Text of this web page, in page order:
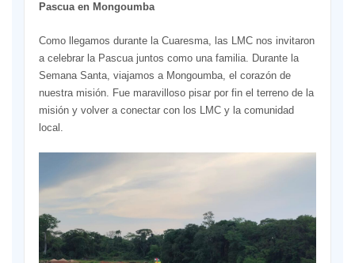
Pascua en Mongoumba
Como llegamos durante la Cuaresma, las LMC nos invitaron
a celebrar la Pascua juntos como una familia. Durante la
Semana Santa, viajamos a Mongoumba, el corazón de
nuestra misión. Fue maravilloso pisar por fin el terreno de la
misión y volver a conectar con los LMC y la comunidad
local.